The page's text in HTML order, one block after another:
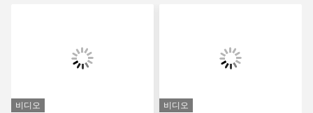
비디오 비디오